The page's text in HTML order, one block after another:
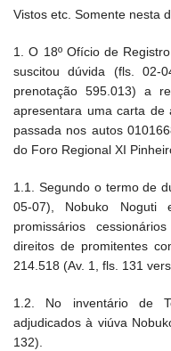
Vistos etc. Somente nesta
1. O 18º Ofício de
suscitou dúvida (fls. 02-
prenotação 595.013) a
apresentara uma carta de
passada nos autos
do Foro Regional XI
1.1. Segundo o termo de
05-07), Nobuko Noguti
promissários
direitos de promitentes
214.518 (Av. 1, fls. 131
1.2. No inventário de
adjudicados à viúva
132).